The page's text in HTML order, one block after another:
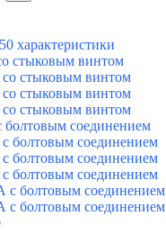
характеристики
стыковым винтом
стыковым винтом
стыковым винтом
стыковым винтом
соединением
болтовым соединением
болтовым соединением
болтовым соединением
болтовым соединением
болтовым соединением